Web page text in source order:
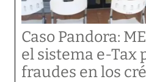
Caso Pandora:
el sistema e-Tax
fraudes en los